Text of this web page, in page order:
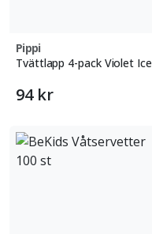
Pippi
Tvättlapp 4-pack Violet Ice
94 kr